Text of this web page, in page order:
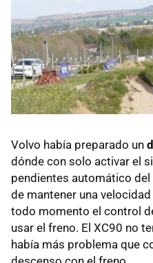
Volvo había preparado un
dónde con solo activar el
pendientes automático del
de mantener una
todo momento el control
usar el freno. El XC90 no
había más problema que